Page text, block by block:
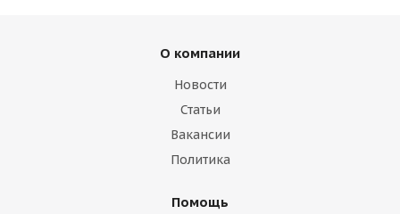
О компании
Новости
Статьи
Вакансии
Политика
Помощь